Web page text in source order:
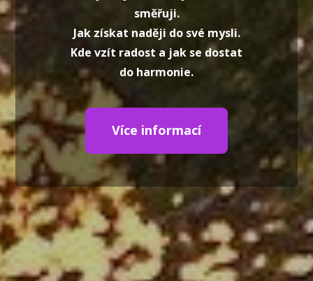
směřuji.
Jak získat naději do své mysli.
Kde vzít radost a jak se dostat
do harmonie.
Více informací